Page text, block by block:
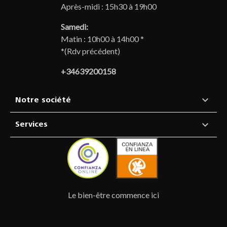
Après-midi : 15h30 à 19h00
Samedi:
Matin : 10h00 à 14h00 *
*(Rdv précédent)
+34639200158
Notre société 
Services 
Le bien-être commence ici